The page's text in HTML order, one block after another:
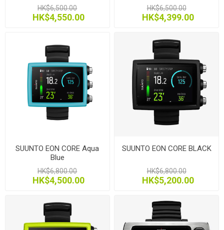
HK$6,500.00
HK$4,550.00
HK$6,500.00
HK$4,399.00
SUUNTO EON CORE Aqua
Blue
HK$6,800.00
HK$4,500.00
SUUNTO EON CORE BLACK
HK$6,800.00
HK$5,200.00